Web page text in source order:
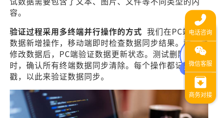
容。
验证过程采用多终端并行操作的方式 我们在PC端执行
数据新增操作，移动端即时检查数据同步结果。移动端
修改数据后，PC端验证数据更新状态。测试删除操作
时，确认所有终端数据同步清除。每个操作都记录时间
戳，以此来验证数据同步。